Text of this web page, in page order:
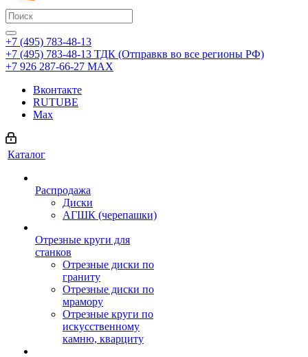
+7 (495) 783-48-13
+7 (495) 783-48-13 ТДК (Отправкв во все регионы РФ)
+7 926 287-66-27 МАХ
Вконтакте
RUTUBE
Max
Каталог
Распродажа
Диски
АГШК (черепашки)
Отрезные круги для
станков
Отрезные диски по
граниту
Отрезные диски по
мрамору
Отрезные круги по
искусственному
камню, кварциту